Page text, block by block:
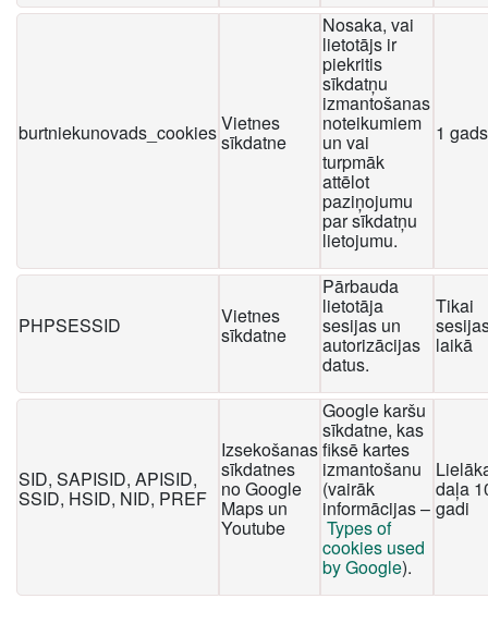
burtniekunovads_cookiesVietnes
sīkdatne
Nosaka, vai
lietotājs ir
piekritis
sīkdatņu
izmantošanas
noteikumiem
un vai
turpmāk
attēlot
paziņojumu
par sīkdatņu
lietojumu.
1 gads
PHPSESSID Vietnes
sīkdatne
Pārbauda
lietotāja
sesijas un
autorizācijas
datus.
Tikai
laikā
SID, SAPISID, APISID,
SSID, HSID, NID, PREF
Izsekošanas
sīkdatnes
no Google
Maps un
Youtube
Google karšu
sīkdatne, kas
fiksē kartes
izmantošanu
(vairāk
informācijas –
Types of
cookies used
by Google).
daļa
gadi